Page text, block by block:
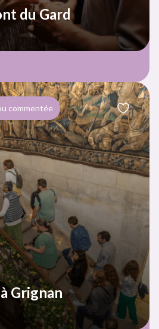
du Gard
Grignan
commentée